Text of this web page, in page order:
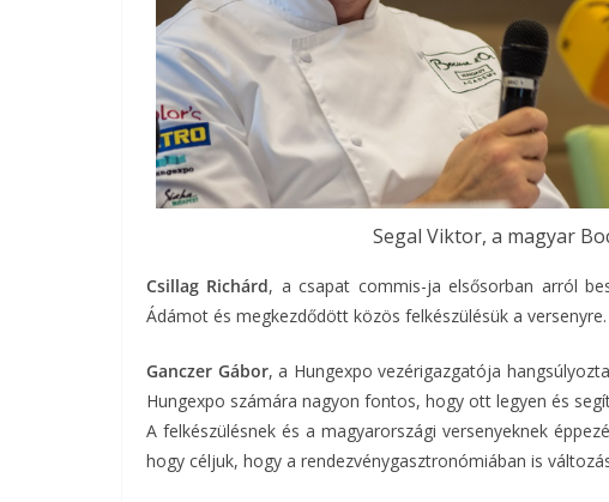
Segal Viktor, a magyar
Csillag Richárd, a csapat commis-ja elsősorban arról
Ádámot és megkezdődött közös felkészülésük a versenyre.
Ganczer Gábor, a Hungexpo vezérigazgatója
Hungexpo számára nagyon fontos, hogy ott legyen és
A felkészülésnek és a magyarországi versenyeknek
hogy céljuk, hogy a rendezvénygasztronómiában is